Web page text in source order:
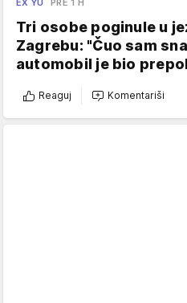
EX YU PRE 1 H
Tri osobe poginule u
Zagrebu: "Čuo sam
automobil je bio
Reaguj Komentariši